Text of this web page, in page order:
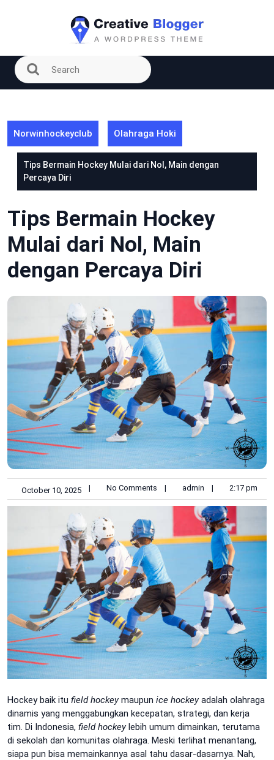
Norwinhockeyclub Olahraga Hoki
Tips Bermain Hockey Mulai dari Nol, Main dengan
Percaya Diri
Tips Bermain Hockey
Mulai dari Nol, Main
dengan Percaya Diri
October 10, 2025 | No Comments | admin | 2:17 pm
Hockey baik itu field hockeymaupun ice hockeyadalah olahraga
dinamis yang menggabungkan kecepatan, strategi, dan kerja
tim. Di Indonesia, field hockeylebih umum dimainkan, terutama
di sekolah dan komunitas olahraga. Meski terlihat menantang,
siapa pun bisa memainkannya asal tahu dasar-dasarnya. Nah,